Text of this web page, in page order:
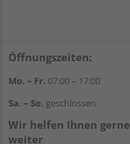
Öffnungszeiten:
Mo. – Fr. 07:00 – 17:00
Sa. – So. geschlossen
Wir helfen Ihnen gerne
weiter